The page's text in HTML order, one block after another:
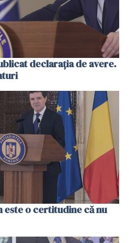
declaraţia de avere.
este o certitudine că nu